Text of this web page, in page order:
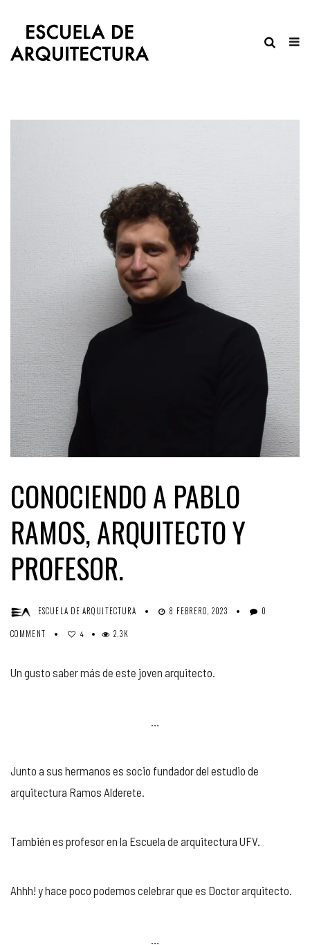
CONOCIENDO A PABLO
RAMOS, ARQUITECTO Y
PROFESOR.
ESCUELA DE ARQUITECTURA 8 FEBRERO, 2023 0
COMMENT 4 2.3K
Un gusto saber más de este joven arquitecto.
Junto a sus hermanos es socio fundador del estudio de
arquitectura Ramos Alderete.
También es profesor en la Escuela de arquitectura UFV.
Ahhh! y hace poco podemos celebrar que es Doctor arquitecto.